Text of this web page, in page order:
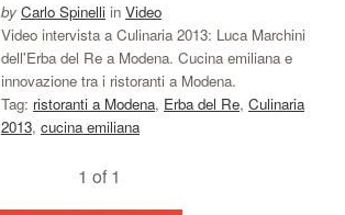
by Carlo Spinelli in Video
Video intervista a Culinaria 2013: Luca Marchini
dell'Erba del Re a Modena. Cucina emiliana e
innovazione tra i ristoranti a Modena.
Tag: ristoranti a Modena, Erba del Re, Culinaria
2013, cucina emiliana
1 of 1